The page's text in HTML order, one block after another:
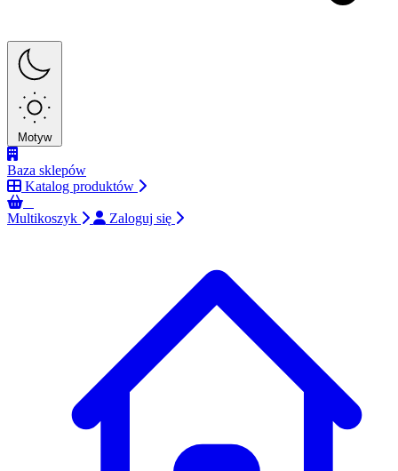
Motyw
Baza sklepów
Katalog produktów
Multikoszyk
Zaloguj się